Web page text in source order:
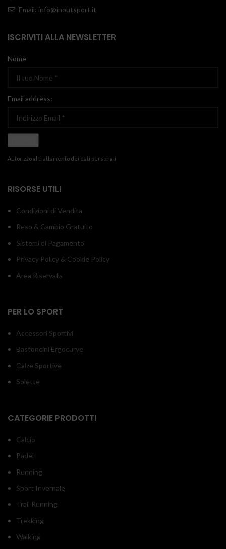
Email: info@inoutsport.it
ISCRIVITI ALLA NEWSLETTER
Nome
Email address:
Autorizzo al trattamento dei dati personali
RISORSE UTILI
Condizioni di Vendita
Reso & Cambio Gratuito
Sistemi di Pagamento
Privacy Policy & Cookie Policy
Area Riservata
PER LO SPORT
Accessori Sportivi
Bastoncini Ergocurve
Calze Sportive
Solette
CATEGORIE PRODOTTI
Calcio
Padel
Running
Sport Invernale
Trail Running
Trekking
Walking